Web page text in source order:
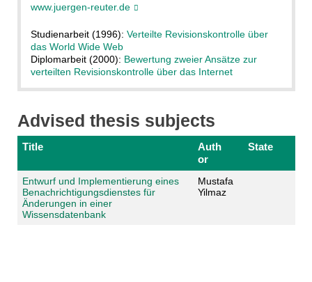
www.juergen-reuter.de
Studienarbeit (1996): Verteilte Revisionskontrolle über
das World Wide Web
Diplomarbeit (2000): Bewertung zweier Ansätze zur
verteilten Revisionskontrolle über das Internet
Advised thesis subjects
Title
Auth
or
State
Entwurf und Implementierung eines
Benachrichtigungsdienstes für
Änderungen in einer
Wissensdatenbank
Mustafa
Yilmaz